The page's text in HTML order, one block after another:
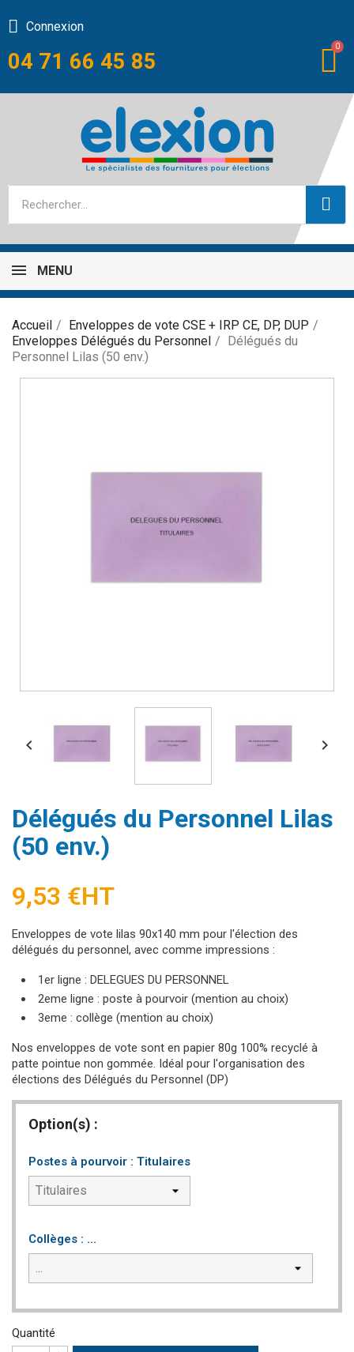
04 71 66 45 85
Connexion
MENU
Accueil
Enveloppes de vote CSE + IRP CE, DP, DUP
Enveloppes Délégués du Personnel
Délégués du
Personnel Lilas (50 env.)
 
Délégués du Personnel Lilas
(50 env.)
9,53 €HT
Enveloppes de vote lilas 90x140 mm pour l'élection des
délégués du personnel, avec comme impressions :
1er ligne : DELEGUES DU PERSONNEL
2eme ligne : poste à pourvoir (mention au choix)
3eme : collège (mention au choix)
Nos enveloppes de vote sont en papier 80g 100% recyclé à
patte pointue non gommée. Idéal pour l'organisation des
élections des Délégués du Personnel (DP)
Option(s) :
Postes à pourvoir : Titulaires
Collèges : ...
Quantité